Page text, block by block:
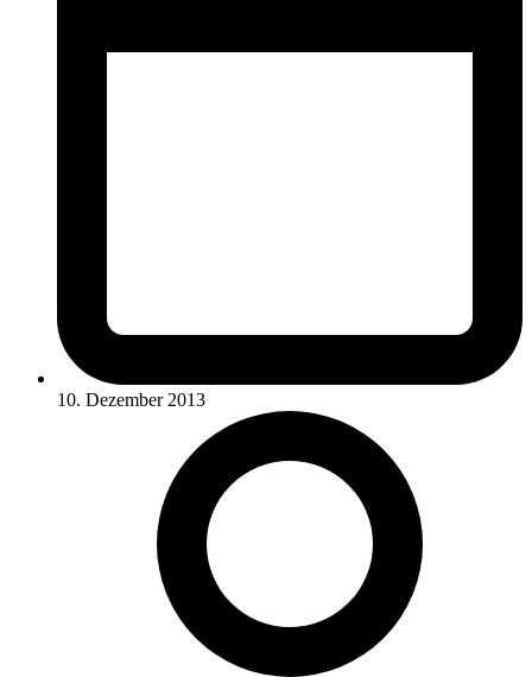
10. Dezember 2013